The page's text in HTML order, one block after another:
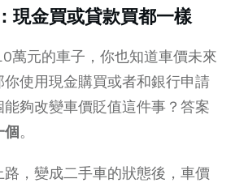
現金買或貸款買都一樣
萬元的車子，你也知道車價未來
使用現金購買或者和銀行申請
夠改變車價貶值這件事？答案
個。
，變成二手車的狀態後，車價